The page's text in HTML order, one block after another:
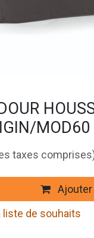
taxes
Ajouter
liste de souhaits